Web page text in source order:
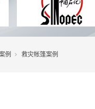
例 救灾帐篷案例